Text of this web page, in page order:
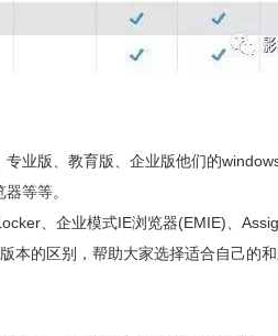
业版、教育版、企业版他们的
等等。
、企业模式IE浏览器(EMIE)、
本的区别，帮助大家选择适合自己的和